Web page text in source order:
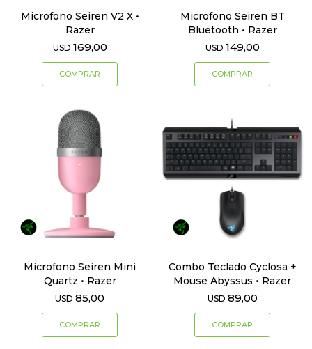
Microfono Seiren V2 X •
Razer
USD 169,00
Microfono Seiren BT
Bluetooth • Razer
USD 149,00
Microfono Seiren Mini
Quartz • Razer
USD 85,00
Combo Teclado Cyclosa +
Mouse Abyssus • Razer
USD 89,00